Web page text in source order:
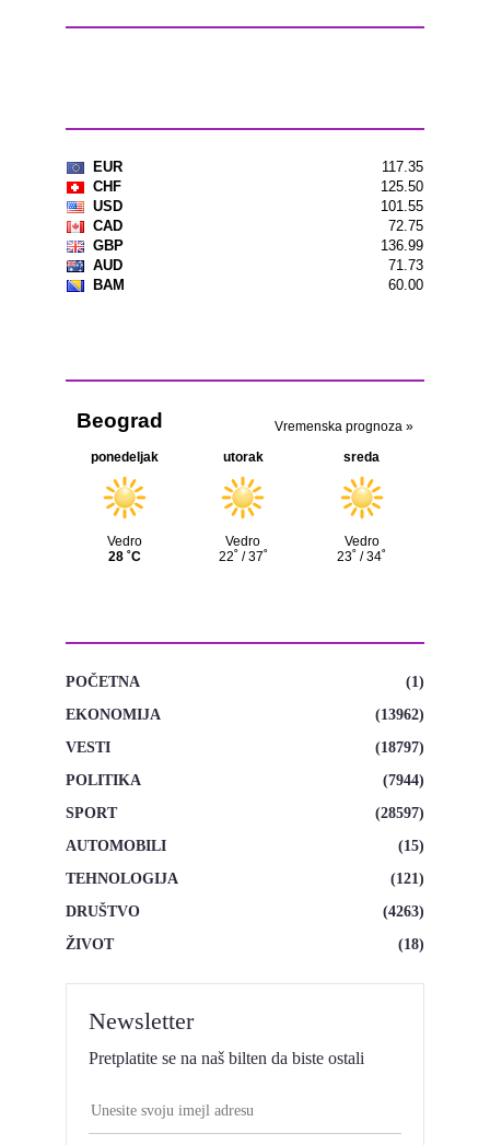
POČETNA
(1)
EKONOMIJA
(13962)
VESTI
(18797)
POLITIKA
(7944)
SPORT
(28597)
AUTOMOBILI
(15)
TEHNOLOGIJA
(121)
DRUŠTVO
(4263)
ŽIVOT
(18)
Newsletter
Pretplatite se na naš bilten da biste ostali